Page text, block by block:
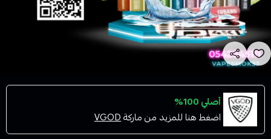
أصلي 100%
اضغط هنا للمزيد من ماركةVGOD